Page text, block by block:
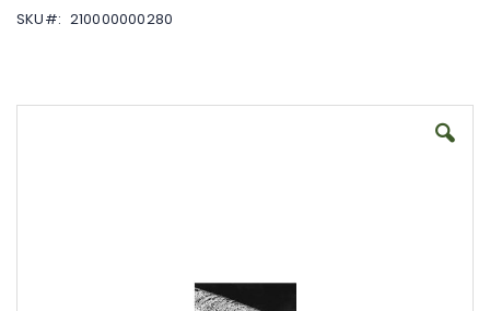
Skip
SKU 210000000280